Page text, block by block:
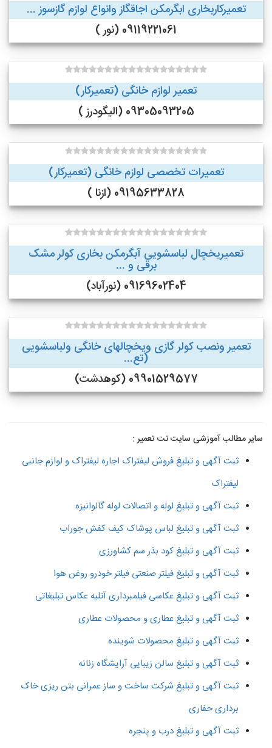
تعمیرکاربخاری ابگرمکن اجاقگاز وانواع لوازم گازسوز ...
09119221061 (نور )
تعمیر لوازم خانگی (تعمیرکار)
09305093205 (الیگودرز )
تعمیرات تخصصی لوازم خانگی (تعمیرکار)
09195633828 (ازنا )
تعمیریخچال لباسشویی آبگرمکن بخاری کولر مشک
برقی و ...
09169602404 (نورآباد)
تعمیر ونصب کولر گازی ویخچالهای خانگی ولباسشویی
(تع...
09901529577 (کوهدشت)
سایر مطالب آموزشی سایت نت تعمیر :
ثبت آگهی و تبلیغ فروش لیفتراک اجاره لیفتراک و لوازم جانبی
لیفتراک
ثبت آگهی و تبلیغ لوله و اتصالات لوله گالوانیزه
ثبت آگهی و تبلیغ لباس پوشاک کیف کفش جوراب
ثبت آگهی و تبلیغ کود بذر سم کشاورزی
ثبت آگهی و تبلیغ فیلتر صنعتی فیلتر خودرو روغن هوا
ثبت آگهی و تبلیغ عکاسی فیلمبرداری آتلیه عکاس تبلیغاتی
ثبت آگهی و تبلیغ عطاری و محصولات عطاری
ثبت آگهی و تبلیغ محصولات شوینده
ثبت آگهی و تبلیغ سالن زیبایی آرایشگاه زنانه
ثبت آگهی و تبلیغ شرکت ساخت و ساز عمرانی بتن ریزی خاک
برداری حفاری
ثبت آگهی و تبلیغ درب و پنجره